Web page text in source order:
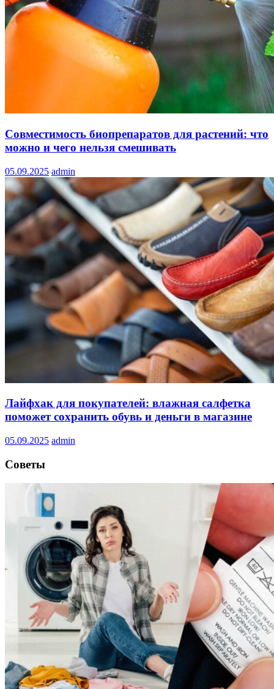
Совместимость биопрепаратов для растений: что
можно и чего нельзя смешивать
05.09.2025 admin
Лайфхак для покупателей: влажная салфетка
поможет сохранить обувь и деньги в магазине
05.09.2025 admin
Советы